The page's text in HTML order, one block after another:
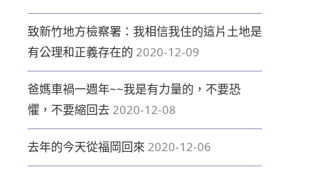
致新竹地方檢察署：我相信我住的這片土地是
有公理和正義存在的 2020-12-09
爸媽車禍一週年~~我是有力量的，不要恐
懼，不要縮回去 2020-12-08
去年的今天從福岡回來 2020-12-06